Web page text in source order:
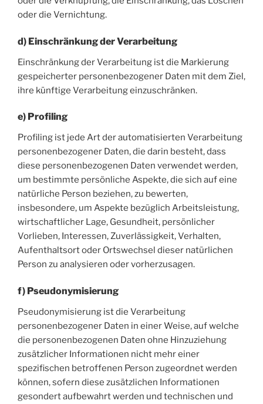
oder die Vernichtung.
d) Einschränkung der Verarbeitung
Einschränkung der Verarbeitung ist die Markierung
gespeicherter personenbezogener Daten mit dem Ziel,
ihre künftige Verarbeitung einzuschränken.
e) Profiling
Profiling ist jede Art der automatisierten Verarbeitung
personenbezogener Daten, die darin besteht, dass
diese personenbezogenen Daten verwendet werden,
um bestimmte persönliche Aspekte, die sich auf eine
natürliche Person beziehen, zu bewerten,
insbesondere, um Aspekte bezüglich Arbeitsleistung,
wirtschaftlicher Lage, Gesundheit, persönlicher
Vorlieben, Interessen, Zuverlässigkeit, Verhalten,
Aufenthaltsort oder Ortswechsel dieser natürlichen
Person zu analysieren oder vorherzusagen.
f) Pseudonymisierung
Pseudonymisierung ist die Verarbeitung
personenbezogener Daten in einer Weise, auf welche
die personenbezogenen Daten ohne Hinzuziehung
zusätzlicher Informationen nicht mehr einer
spezifischen betroffenen Person zugeordnet werden
können, sofern diese zusätzlichen Informationen
gesondert aufbewahrt werden und technischen und